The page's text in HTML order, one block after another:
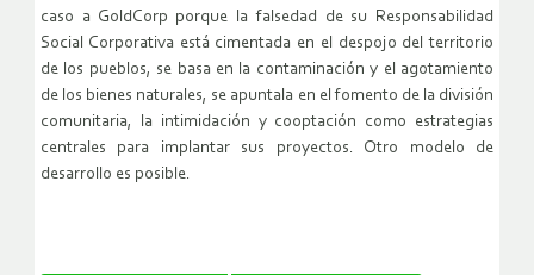
caso a GoldCorp porque la falsedad de su Responsabilidad
Social Corporativa está cimentada en el despojo del territorio
de los pueblos, se basa en la contaminación y el agotamiento
de los bienes naturales, se apuntala en el fomento de la división
comunitaria, la intimidación y cooptación como estrategias
centrales para implantar sus proyectos. Otro modelo de
desarrollo es posible.